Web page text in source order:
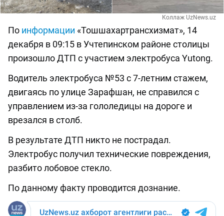
Коллаж UzNews.uz
По информации «Тошшахартрансхизмат», 14
декабря в 09:15 в Учтепинском районе столицы
произошло ДТП с участием электробуса Yutong.
Водитель электробуса №53 c 7-летним стажем,
двигаясь по улице Зарафшан, не справился с
управлением из-за гололедицы на дороге и
врезался в столб.
В результате ДТП никто не пострадал.
Электробус получил технические повреждения,
разбито лобовое стекло.
По данному факту проводится дознание.